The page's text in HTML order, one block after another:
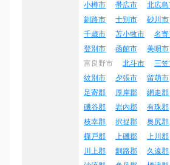
小樽市
帯広市 北広
釧路市
士別市 砂川市
千歳市
苫小牧市 名
登別市
函館市 美唄市
富良野市
北斗市 三
紋別市
夕張市 留萌市
足寄郡
厚岸郡 網走郡
磯谷郡
岩内郡 有珠郡
枝幸郡
択捉郡 奥尻郡
樺戸郡
上磯郡 上川郡
川上郡
釧路郡 久遠郡